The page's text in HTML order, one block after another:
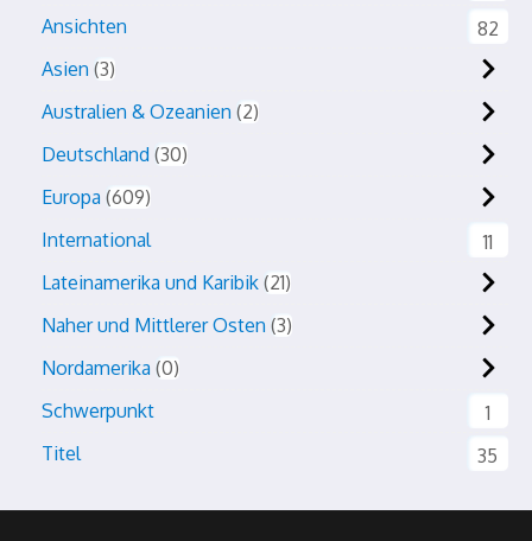
Ansichten
82
Asien 3
Australien & Ozeanien 2
Deutschland 30
Europa 609
International
11
Lateinamerika und Karibik 21
Naher und Mittlerer Osten 3
Nordamerika 0
Schwerpunkt
1
Titel
35